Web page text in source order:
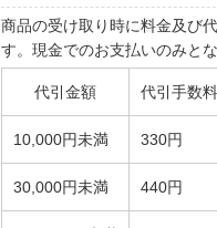
商品の受け取り時に料金及び
す。現金でのお支払いのみとな
代引金額 代引手数
10,000円未満 330円
30,000円未満 440円